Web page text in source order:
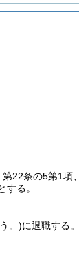
22条の5第1項
る。
。)に退職する。